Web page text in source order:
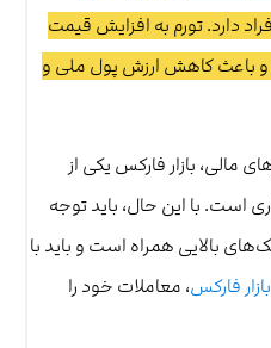
دارد. تورم به افزایش قیمت
و باعث کاهش ارزش پول ملی و
مالی، بازار فارکس یکی از
است. با این حال، باید توجه
بالایی همراه است و باید با
فارکس، معاملات خود را